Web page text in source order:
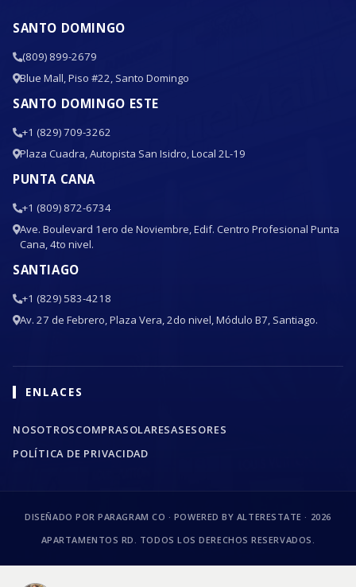
SANTO DOMINGO
(809) 899-2679
Blue Mall, Piso #22, Santo Domingo
SANTO DOMINGO ESTE
+1 (829) 709-3262
Plaza Cuadra, Autopista San Isidro, Local 2L-19
PUNTA CANA
+1 (809) 872-6734
Ave. Boulevard 1ero de Noviembre, Edif. Centro Profesional Punta
Cana, 4to nivel.
SANTIAGO
+1 (829) 583-4218
Av. 27 de Febrero, Plaza Vera, 2do nivel, Módulo B7, Santiago.
ENLACES
NOSOTROSCOMPRASOLARESASESORES
POLÍTICA DE PRIVACIDAD
DISEÑADO POR PARAGRAM CO · POWERED BY ALTERESTATE · 2026
APARTAMENTOS RD. TODOS LOS DERECHOS RESERVADOS.